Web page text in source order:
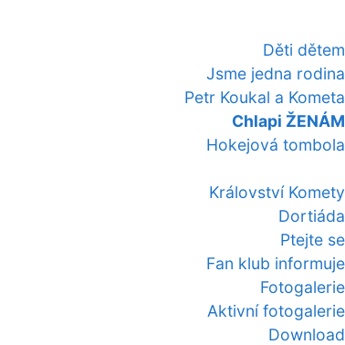
Děti dětem
Jsme jedna rodina
Petr Koukal a Kometa
Chlapi ŽENÁM
Hokejová tombola
Království Komety
Dortiáda
Ptejte se
Fan klub informuje
Fotogalerie
Aktivní fotogalerie
Download